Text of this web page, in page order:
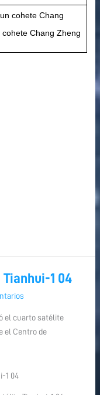
cohete Chang
Chang Zheng
Tianhui-1 04
el cuarto satélite
el Centro de